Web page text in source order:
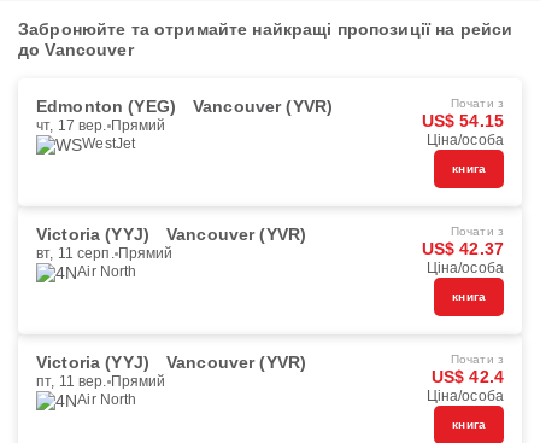
Забронюйте та отримайте найкращі пропозиції на рейси
до Vancouver
Edmonton (YEG) Vancouver (YVR)
чт, 17 вер. Прямий
WestJet
Почати з
US$ 54.15
Ціна/особа
книга
Victoria (YYJ) Vancouver (YVR)
вт, 11 серп. Прямий
Air North
Почати з
US$ 42.37
Ціна/особа
книга
Victoria (YYJ) Vancouver (YVR)
пт, 11 вер. Прямий
Air North
Почати з
US$ 42.4
Ціна/особа
книга